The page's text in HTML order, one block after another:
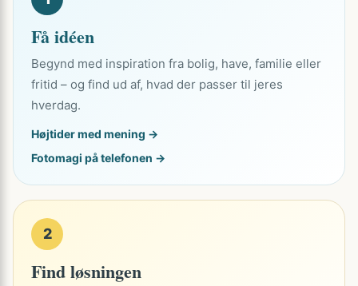
Få idéen
Begynd med inspiration fra bolig, have, familie eller
fritid – og find ud af, hvad der passer til jeres
hverdag.
Højtider med mening →
Fotomagi på telefonen →
2
Find løsningen